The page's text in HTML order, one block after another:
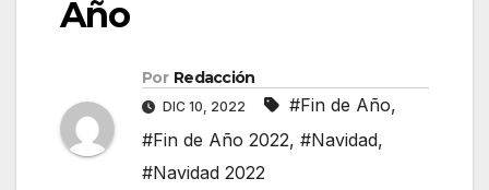
Año
Por Redacción
DIC 10, 2022 #Fin de Año,
#Fin de Año 2022, #Navidad,
#Navidad 2022